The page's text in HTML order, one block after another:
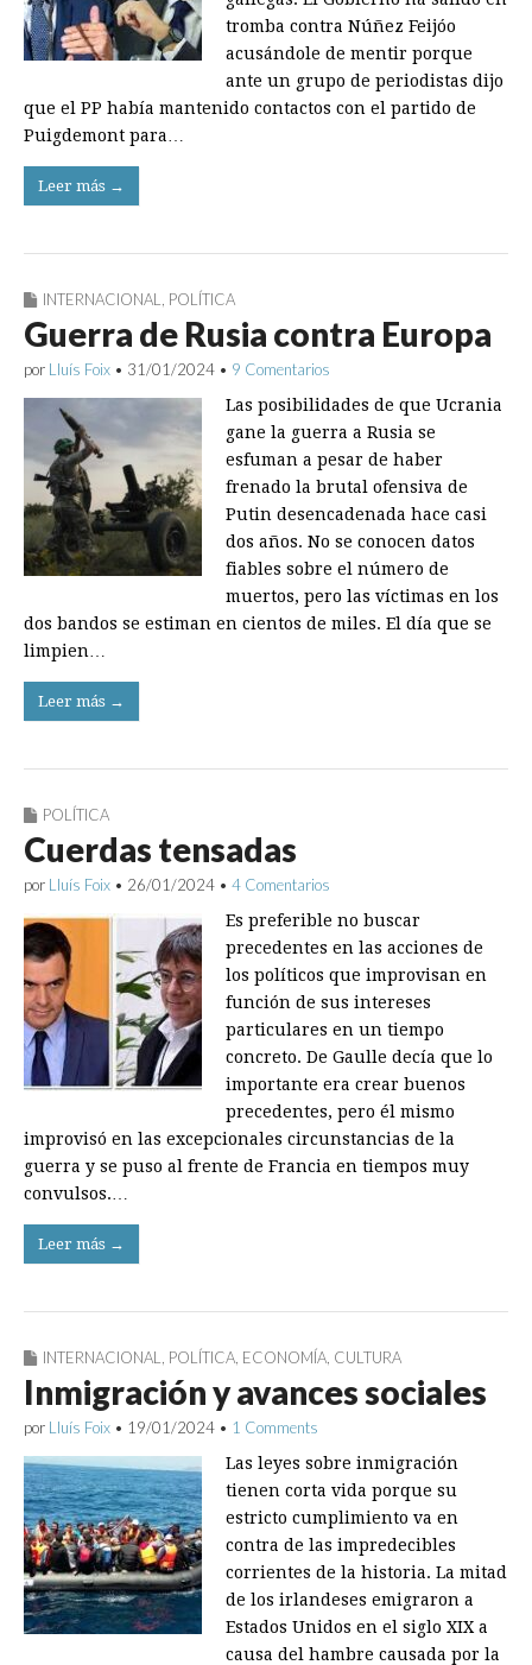
tromba contra Núñez Feijóo
acusándole de mentir porque
ante un grupo de periodistas dijo
que el PP había mantenido contactos con el partido de
Puigdemont para…
Leer más →
INTERNACIONAL, POLÍTICA
Guerra de Rusia contra Europa
por Lluís Foix • 31/01/2024 • 9 Comentarios
Las posibilidades de que Ucrania
gane la guerra a Rusia se
esfuman a pesar de haber
frenado la brutal ofensiva de
Putin desencadenada hace casi
dos años. No se conocen datos
fiables sobre el número de
muertos, pero las víctimas en los
dos bandos se estiman en cientos de miles. El día que se
limpien…
Leer más →
POLÍTICA
Cuerdas tensadas
por Lluís Foix • 26/01/2024 • 4 Comentarios
Es preferible no buscar
precedentes en las acciones de
los políticos que improvisan en
función de sus intereses
particulares en un tiempo
concreto. De Gaulle decía que lo
importante era crear buenos
precedentes, pero él mismo
improvisó en las excepcionales circunstancias de la
guerra y se puso al frente de Francia en tiempos muy
convulsos.…
Leer más →
INTERNACIONAL POLÍTICA ECONOMÍA CULTURA
Inmigración y avances sociales
por Lluís Foix • 19/01/2024 • 1 Comments
Las leyes sobre inmigración
tienen corta vida porque su
estricto cumplimiento va en
contra de las impredecibles
corrientes de la historia. La mitad
de los irlandeses emigraron a
Estados Unidos en el siglo XIX a
causa del hambre causada por la